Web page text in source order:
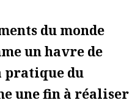
du monde
un havre de
pratique du
une fin à réaliser